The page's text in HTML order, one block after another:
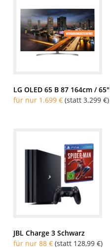
LG OLED 65 B 87 164cm / 65″
für nur 1.699 € (statt 3.299 €)
JBL Charge 3 Schwarz
für nur 88 € (statt 128,99 €)